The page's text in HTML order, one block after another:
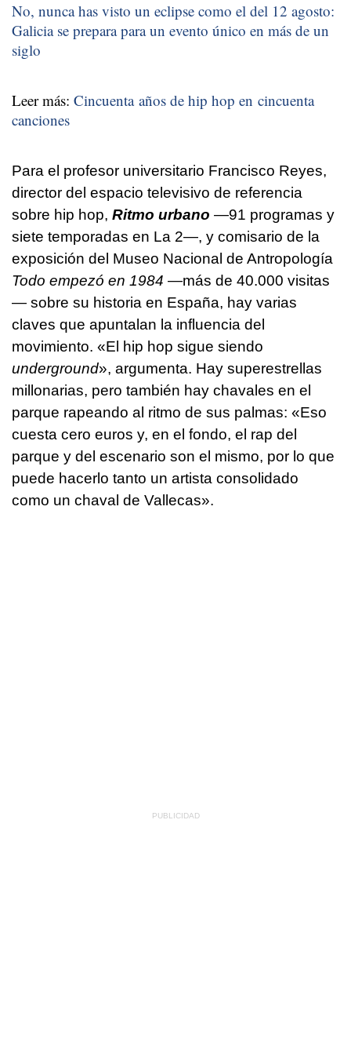
No, nunca has visto un eclipse como el del 12 agosto:
Galicia se prepara para un evento único en más de un
siglo
Leer más: Cincuenta años de hip hop en cincuenta
canciones
Para el profesor universitario Francisco Reyes,
director del espacio televisivo de referencia
sobre hip hop, Ritmo urbano —91 programas y
siete temporadas en La 2—, y comisario de la
exposición del Museo Nacional de Antropología
Todo empezó en 1984 —más de 40.000 visitas
— sobre su historia en España, hay varias
claves que apuntalan la influencia del
movimiento. «El hip hop sigue siendo
underground», argumenta. Hay superestrellas
millonarias, pero también hay chavales en el
parque rapeando al ritmo de sus palmas: «Eso
cuesta cero euros y, en el fondo, el rap del
parque y del escenario son el mismo, por lo que
puede hacerlo tanto un artista consolidado
como un chaval de Vallecas».